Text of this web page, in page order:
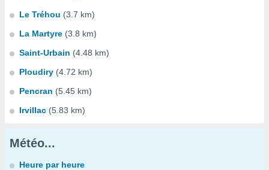
Le Tréhou (3.7 km)
La Martyre (3.8 km)
Saint-Urbain (4.48 km)
Ploudiry (4.72 km)
Pencran (5.45 km)
Irvillac (5.83 km)
Météo...
Heure par heure